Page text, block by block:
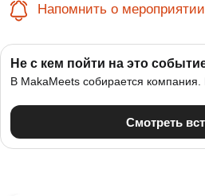
Напомнить о мероприятии